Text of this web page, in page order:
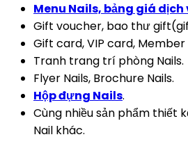
Menu Nails, bảng giá dịch
Gift voucher, bao thư
Gift card, VIP card, Member
Tranh trang trí phòng Nails.
Flyer Nails, Brochure Nails.
Hộp đựng Nails.
Cùng nhiều sản phẩm thiết
Nail khác.